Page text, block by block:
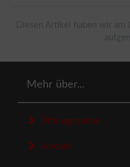
Mehr über...
Öffnungszeiten
Kontakt